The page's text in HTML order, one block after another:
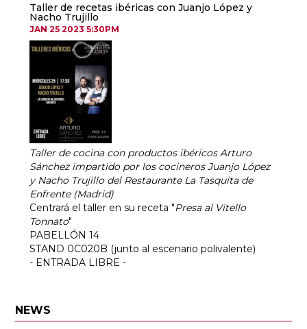
Taller de recetas ibéricas con Juanjo López y
Nacho Trujillo
JAN 25 2023 5:30PM
Taller de cocina con productos ibéricos Arturo
Sánchez impartido por los cocineros Juanjo López
y Nacho Trujillo del Restaurante La Tasquita de
Enfrente (Madrid)
Centrará el taller en su receta "Presa al Vitello
Tonnato"
PABELLÓN 14
STAND 0C020B (junto al escenario polivalente)
- ENTRADA LIBRE -
NEWS